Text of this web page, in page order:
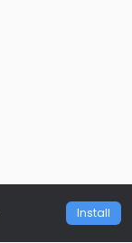
Install